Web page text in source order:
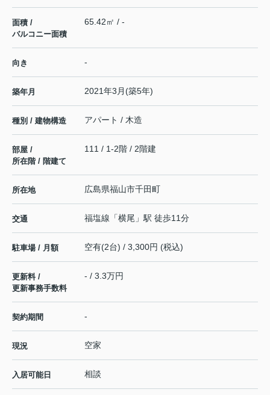
面積 /
バルコニー面積
65.42㎡ / -
向き -
築年月 2021年3月(築5年)
種別 / 建物構造 アパート / 木造
部屋 /
所在階 / 階建て
111 / 1-2階 / 2階建
所在地 広島県福山市千田町
交通 福塩線 「横尾 」駅 徒歩11分
駐車場 / 月額 空有(2台) / 3,300円 (税込)
更新料 /
更新事務手数料
- / 3.3万円
契約期間 -
現況 空家
入居可能日 相談